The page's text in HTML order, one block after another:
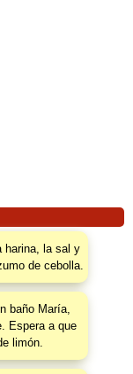
harina, la sal y
de cebolla.
baño María,
Espera a que
limón.